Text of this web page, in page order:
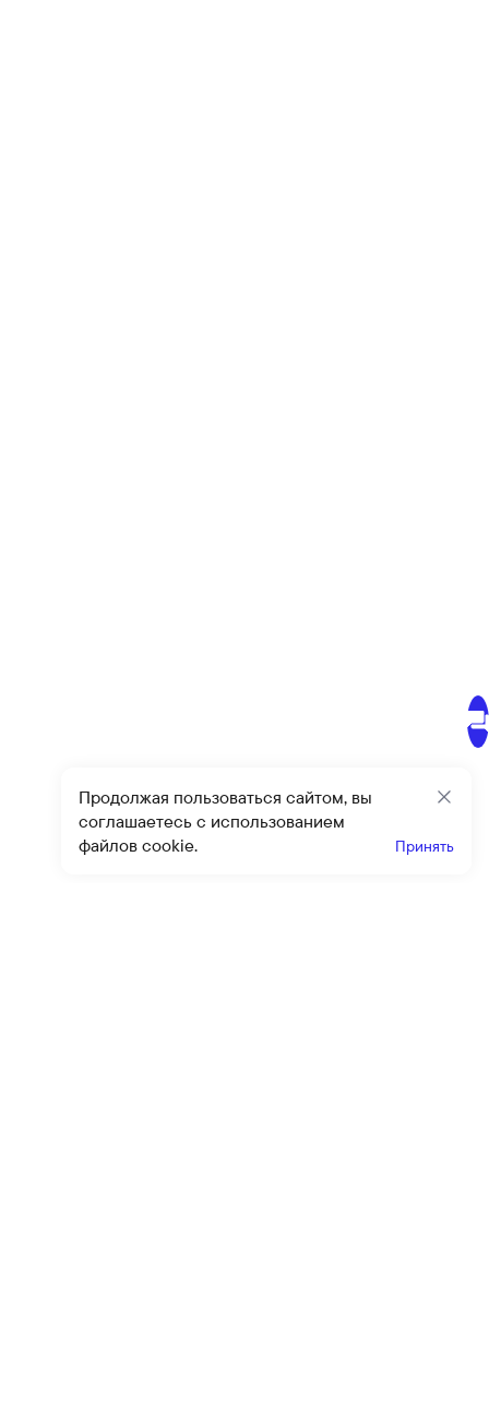
Продолжая пользоваться сайтом, вы
соглашаетесь с использованием
файлов cookie.
Принять